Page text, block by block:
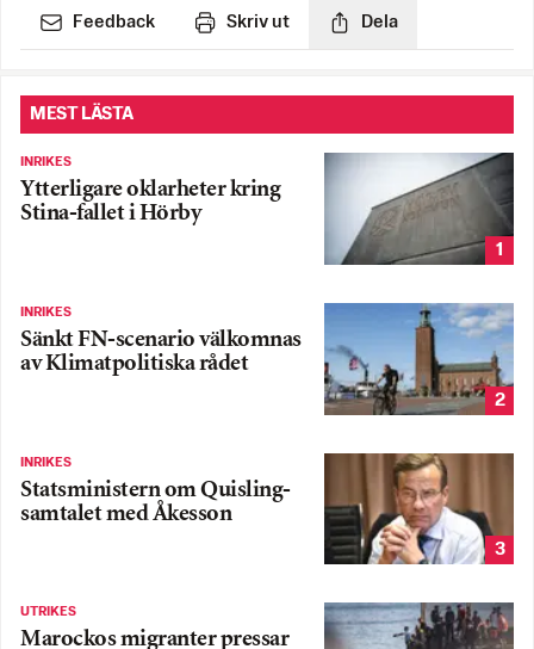
Feedback Skriv ut Dela
MEST LÄSTA
INRIKES
Ytterligare oklarheter kring
Stina-fallet i Hörby
1
INRIKES
Sänkt FN-scenario välkomnas
av Klimatpolitiska rådet
2
INRIKES
Statsministern om Quisling-
samtalet med Åkesson
3
UTRIKES
Marockos migranter pressar